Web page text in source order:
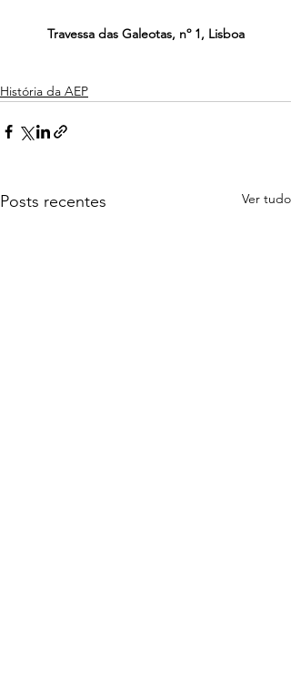
Travessa das Galeotas, nº 1, Lisboa
História da AEP
Posts recentes Ver tudo